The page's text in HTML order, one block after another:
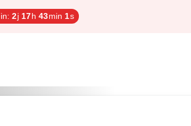
2j 17h 42min 60 s